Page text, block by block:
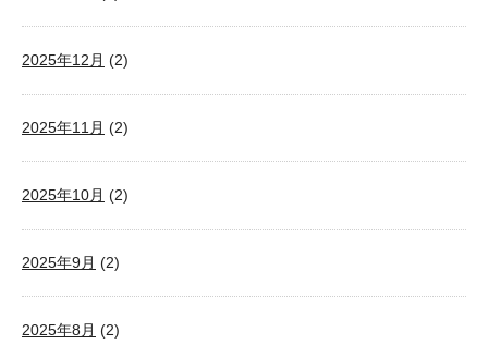
2025年12月 (2)
2025年11月 (2)
2025年10月 (2)
2025年9月 (2)
2025年8月 (2)